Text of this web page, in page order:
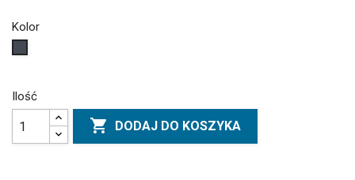
Kolor
Ilość
 DODAJ DO KOSZYKA